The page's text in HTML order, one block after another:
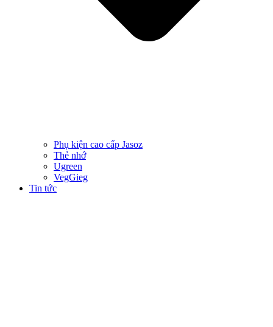
Phụ kiện cao cấp Jasoz
Thẻ nhớ
Ugreen
VegGieg
Tin tức